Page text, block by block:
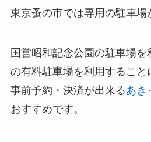
東京蚤の市では専用の駐車場
国営昭和記念公園の駐車場
の有料駐車場を利用すること
事前予約・決済が出来るあき
おすすめです。